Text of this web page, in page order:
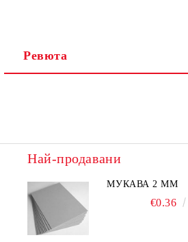
Ревюта
Най-продавани
МУКАВА 2 ММ
€0.36